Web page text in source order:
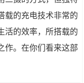
载的充电技术非常的
活的效率，所搭载的
作。在你们看来这部